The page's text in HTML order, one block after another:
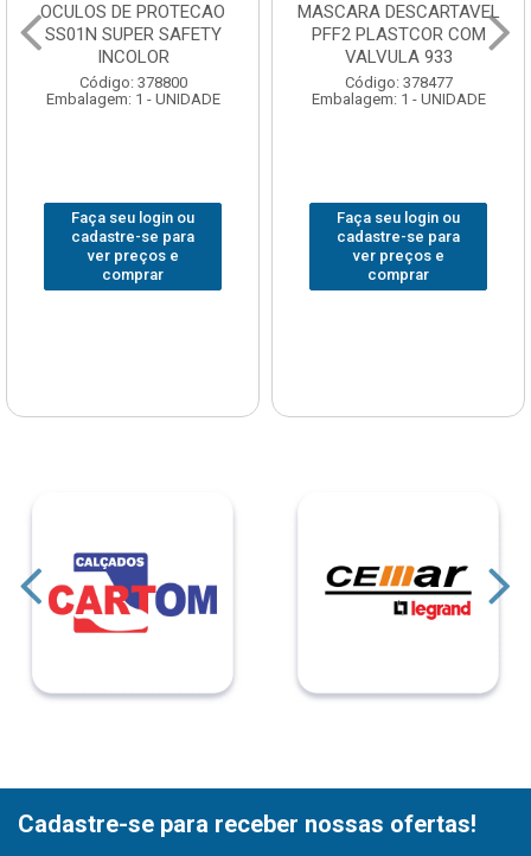
OCULOS DE PROTECAO
SS01N SUPER SAFETY
INCOLOR
Código: 378800
Embalagem: 1 - UNIDADE
Faça seu login ou
cadastre-se para
ver preços e
comprar
MASCARA DESCARTAVEL
PFF2 PLASTCOR COM
VALVULA 933
Código: 378477
Embalagem: 1 - UNIDADE
Faça seu login ou
cadastre-se para
ver preços e
comprar
Cadastre-se para receber nossas ofertas!